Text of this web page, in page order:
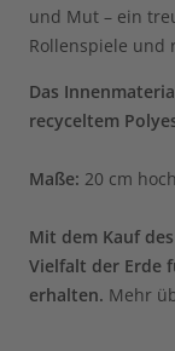
und Mut – ein
Rollenspiele und
Das
recyceltem
Maße: 20 cm hoch
Mit dem Kauf
Vielfalt der Erde
erhalten. Mehr